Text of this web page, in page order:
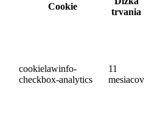
Cookie
trvania
cookielawinfo-
checkbox-analytics
11
mesiacov